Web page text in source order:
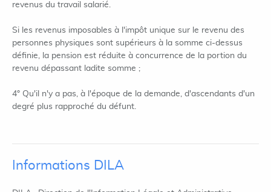
revenus du travail salarié.
Si les revenus imposables à l'impôt unique sur le revenu des
personnes physiques sont supérieurs à la somme ci-dessus
définie, la pension est réduite à concurrence de la portion du
revenu dépassant ladite somme ;
4° Qu'il n'y a pas, à l'époque de la demande, d'ascendants d'un
degré plus rapproché du défunt.
Informations DILA